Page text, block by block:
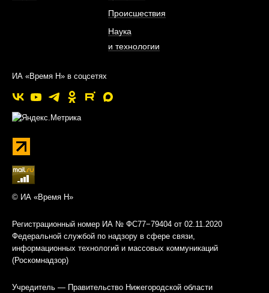
Происшествия
Наука
и технологии
ИА «Время Н» в соцсетях
© ИА «Время Н»
Регистрационный номер ИА № ФС77−79404 от 02.11.2020
Федеральной службой по надзору в сфере связи,
информационных технологий и массовых коммуникаций
(Роскомнадзор)
Учредитель — Правительство Нижегородской области